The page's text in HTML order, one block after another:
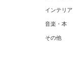
インテリア
音楽・本
その他